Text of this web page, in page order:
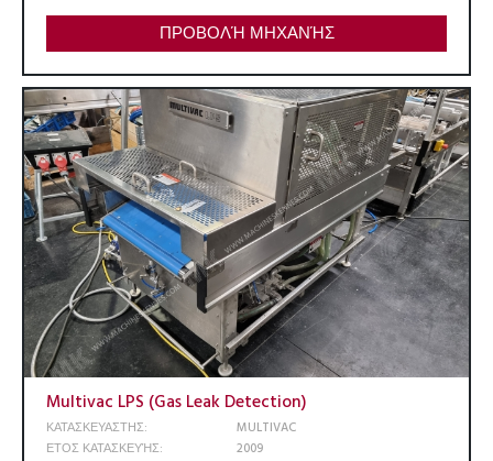
ΠΡΟΒΟΛΉ ΜΗΧΑΝΉΣ
Multivac LPS (Gas Leak Detection)
ΚΑΤΑΣΚΕΥΑΣΤΗΣ:
MULTIVAC
ΕΤΟΣ ΚΑΤΑΣΚΕΥΉΣ:
2009